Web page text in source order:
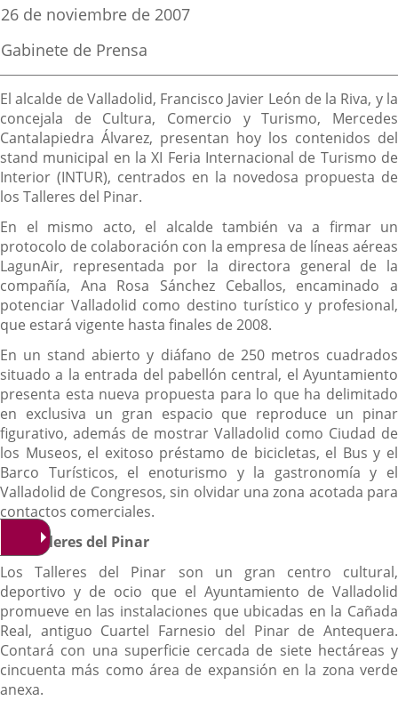
externa.externa.
Fecha
la
noticia
26 de noviembre de 2007
Fuente
la
noticia
Gabinete de Prensa
Descripción
El alcalde de Valladolid, Francisco Javier León de la Riva, y la
concejala de Cultura, Comercio y Turismo, Mercedes
Cantalapiedra Álvarez, presentan hoy los contenidos del
stand municipal en la XI Feria Internacional de Turismo de
Interior (INTUR), centrados en la novedosa propuesta de
los Talleres del Pinar.
En el mismo acto, el alcalde también va a firmar un
protocolo de colaboración con la empresa de líneas aéreas
LagunAir, representada por la directora general de la
compañía, Ana Rosa Sánchez Ceballos, encaminado a
potenciar Valladolid como destino turístico y profesional,
que estará vigente hasta finales de 2008.
En un stand abierto y diáfano de 250 metros cuadrados
situado a la entrada del pabellón central, el Ayuntamiento
presenta esta nueva propuesta para lo que ha delimitado
en exclusiva un gran espacio que reproduce un pinar
figurativo, además de mostrar Valladolid como Ciudad de
los Museos, el exitoso préstamo de bicicletas, el Bus y el
Barco Turísticos, el enoturismo y la gastronomía y el
Valladolid de Congresos, sin olvidar una zona acotada para
contactos comerciales.
Los Talleres del Pinar
Los Talleres del Pinar son un gran centro cultural,
deportivo y de ocio que el Ayuntamiento de Valladolid
promueve en las instalaciones que ubicadas en la Cañada
Real, antiguo Cuartel Farnesio del Pinar de Antequera.
Contará con una superficie cercada de siete hectáreas y
cincuenta más como área de expansión en la zona verde
anexa.